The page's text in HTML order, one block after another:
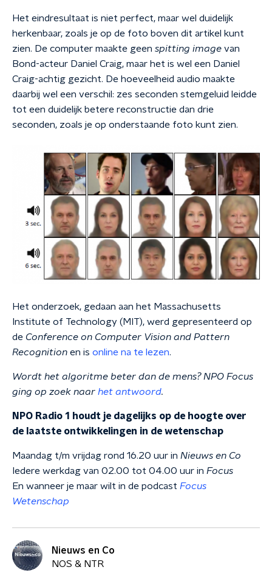
Het eindresultaat is niet perfect, maar wel duidelijk
herkenbaar, zoals je op de foto boven dit artikel kunt
zien. De computer maakte geen spitting image van
Bond-acteur Daniel Craig, maar het is wel een Daniel
Craig-achtig gezicht. De hoeveelheid audio maakte
daarbij wel een verschil: zes seconden stemgeluid leidde
tot een duidelijk betere reconstructie dan drie
seconden, zoals je op onderstaande foto kunt zien.
Het onderzoek, gedaan aan het Massachusetts
Institute of Technology (MIT), werd gepresenteerd op
de Conference on Computer Vision and Pattern
Recognition en is online na te lezen.
Wordt het algoritme beter dan de mens? NPO Focus
ging op zoek naar het antwoord.
NPO Radio 1 houdt je dagelijks op de hoogte over
de laatste ontwikkelingen in de wetenschap
Maandag t/m vrijdag rond 16.20 uur in Nieuws en Co
Iedere werkdag van 02.00 tot 04.00 uur in Focus
En wanneer je maar wilt in de podcast Focus
Wetenschap
Nieuws en Co
NOS & NTR